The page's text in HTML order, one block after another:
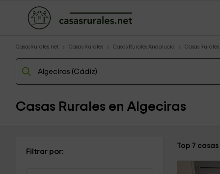
CasasRurales.net Casas Rurales Casas Rurales Andalucía Casas
Casas Rurales en Algeciras
Filtrar por:
Top 7